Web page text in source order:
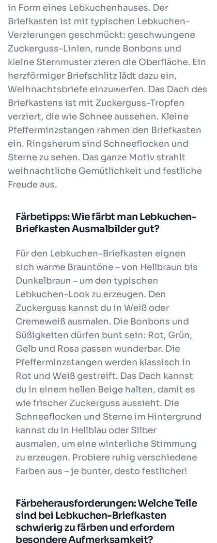
in Form eines Lebkuchenhauses. Der
Briefkasten ist mit typischen Lebkuchen-
Verzierungen geschmückt: geschwungene
Zuckerguss-Linien, runde Bonbons und
kleine Sternmuster zieren die Oberfläche. Ein
herzförmiger Briefschlitz lädt dazu ein,
Weihnachtsbriefe einzuwerfen. Das Dach des
Briefkastens ist mit Zuckerguss-Tropfen
verziert, die wie Schnee aussehen. Kleine
Pfefferminzstangen rahmen den Briefkasten
ein. Ringsherum sind Schneeflocken und
Sterne zu sehen. Das ganze Motiv strahlt
weihnachtliche Gemütlichkeit und festliche
Freude aus.
Färbetipps: Wie färbt man Lebkuchen-
Briefkasten Ausmalbilder gut?
Für den Lebkuchen-Briefkasten eignen
sich warme Brauntöne – von Hellbraun bis
Dunkelbraun – um den typischen
Lebkuchen-Look zu erzeugen. Den
Zuckerguss kannst du in Weiß oder
Cremeweiß ausmalen. Die Bonbons und
Süßigkeiten dürfen bunt sein: Rot, Grün,
Gelb und Rosa passen wunderbar. Die
Pfefferminzstangen werden klassisch in
Rot und Weiß gestreift. Das Dach kannst
du in einem hellen Beige halten, damit es
wie frischer Zuckerguss aussieht. Die
Schneeflocken und Sterne im Hintergrund
kannst du in Hellblau oder Silber
ausmalen, um eine winterliche Stimmung
zu erzeugen. Probiere ruhig verschiedene
Farben aus – je bunter, desto festlicher!
Färbeherausforderungen: Welche Teile
sind bei Lebkuchen-Briefkasten
schwierig zu färben und erfordern
besondere Aufmerksamkeit?